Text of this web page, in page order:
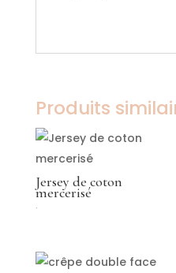
Produits
Jersey de coton
mercerisé